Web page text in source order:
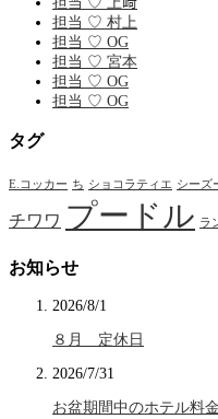
担当 ♡ 村上
担当 ♡ OG
担当 ♡ 宮本
担当 ♡ OG
担当 ♡ OG
タグ
E.コッカー ち ショコラティエ シーズ
チワワ プードル ラ
お知らせ
2026/8/1
８月 定休日
2026/7/31
お盆期間中のホテル料